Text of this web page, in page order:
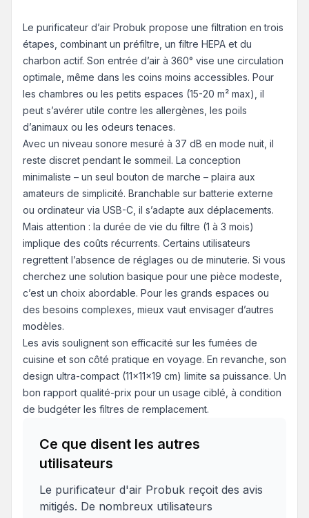
Le purificateur d’air Probuk propose une filtration en trois
étapes, combinant un préfiltre, un filtre HEPA et du
charbon actif. Son entrée d’air à 360° vise une circulation
optimale, même dans les coins moins accessibles. Pour
les chambres ou les petits espaces (15-20 m² max), il
peut s’avérer utile contre les allergènes, les poils
d’animaux ou les odeurs tenaces.
Avec un niveau sonore mesuré à 37 dB en mode nuit, il
reste discret pendant le sommeil. La conception
minimaliste – un seul bouton de marche – plaira aux
amateurs de simplicité. Branchable sur batterie externe
ou ordinateur via USB-C, il s’adapte aux déplacements.
Mais attention : la durée de vie du filtre (1 à 3 mois)
implique des coûts récurrents. Certains utilisateurs
regrettent l’absence de réglages ou de minuterie. Si vous
cherchez une solution basique pour une pièce modeste,
c’est un choix abordable. Pour les grands espaces ou
des besoins complexes, mieux vaut envisager d’autres
modèles.
Les avis soulignent son efficacité sur les fumées de
cuisine et son côté pratique en voyage. En revanche, son
design ultra-compact (11x11x19 cm) limite sa puissance. Un
bon rapport qualité-prix pour un usage ciblé, à condition
de budgéter les filtres de remplacement.
Ce que disent les autres
utilisateurs
Le purificateur d'air Probuk reçoit des avis
mitigés. De nombreux utilisateurs